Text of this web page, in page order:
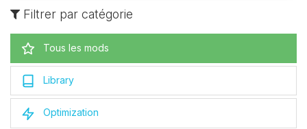
Filtrer par catégorie
Tous les mods
Library
Optimization